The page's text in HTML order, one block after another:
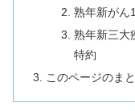
熟年新がん
熟年新三大
特約
このページのま